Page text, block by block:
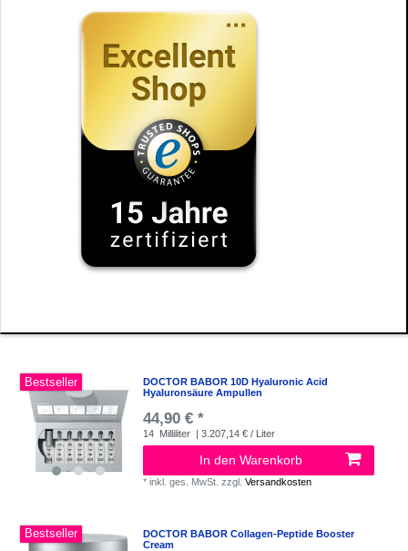
Bestseller
DOCTOR BABOR 10D Hyaluronic Acid
Hyaluronsäure Ampullen
44,90 € *
14 Milliliter | 3.207,14 € / Liter
In den Warenkorb
*inkl. ges. MwSt. zzgl.Versandkosten
Bestseller
DOCTOR BABOR Collagen-Peptide Booster
Cream